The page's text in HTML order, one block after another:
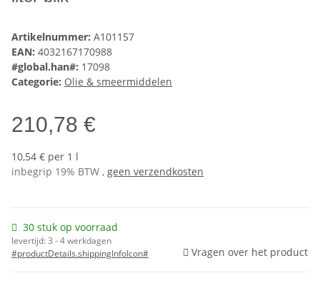
Artikelnummer: A101157
EAN: 4032167170988
#global.han#: 17098
Categorie: Olie & smeermiddelen
210,78 €
10,54 € per 1 l
inbegrip 19% BTW , geen verzendkosten
30 stuk op voorraad
levertijd:3 - 4 werkdagen
#productDetails.shippingInfoIcon#
Vragen over het product